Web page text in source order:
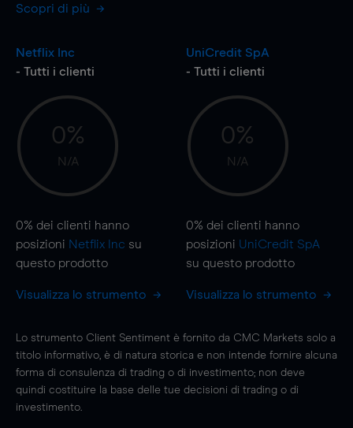
Scopri di più
Netflix Inc
- Tutti i clienti
0%
N/A
0% dei clienti hanno
posizioni Netflix Inc su
questo prodotto
Visualizza lo strumento
UniCredit SpA
- Tutti i clienti
0%
N/A
0% dei clienti hanno
posizioni UniCredit SpA
su questo prodotto
Visualizza lo strumento
Lo strumento Client Sentiment è fornito da CMC Markets solo a
titolo informativo, è di natura storica e non intende fornire alcuna
forma di consulenza di trading o di investimento; non deve
quindi costituire la base delle tue decisioni di trading o di
investimento.